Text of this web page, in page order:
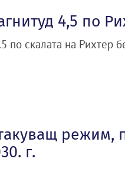
4,5 по
по скалата на Рихтер
режим,
г.